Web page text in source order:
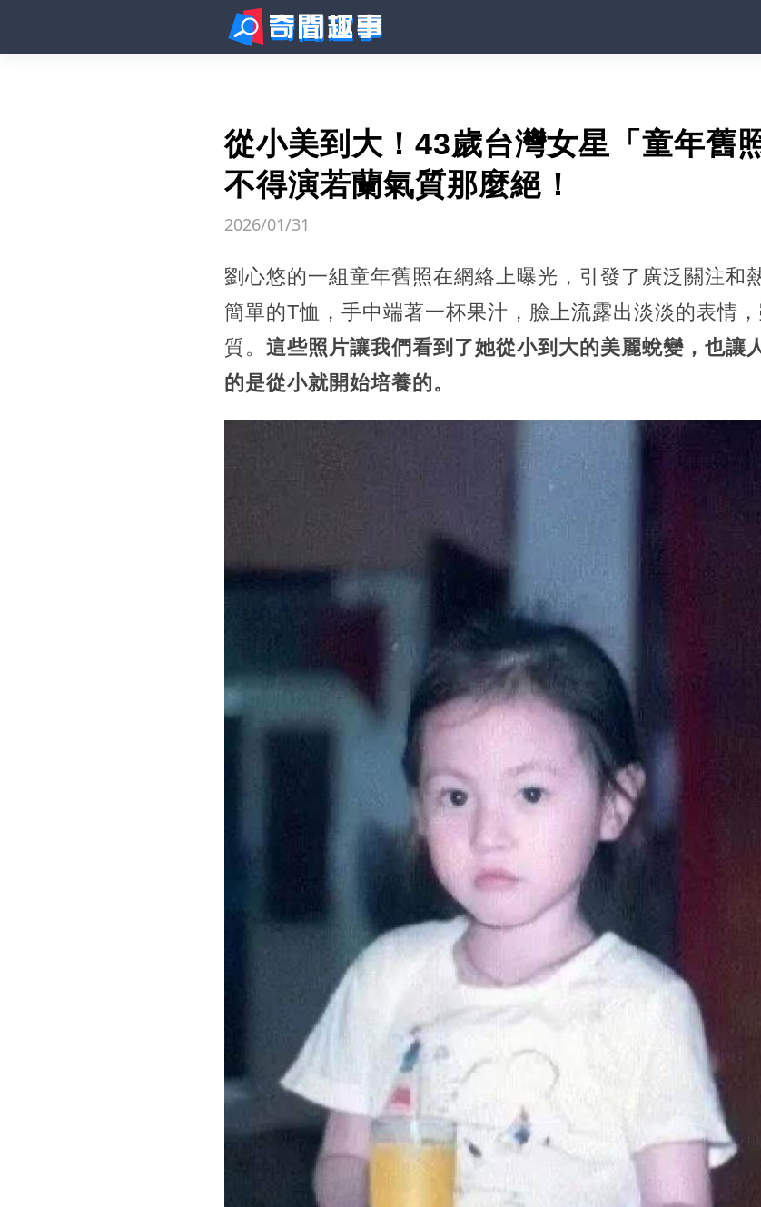
從小美到大！43歲台灣女星「童年舊
不得演若蘭氣質那麼絕！
2026/01/31
劉心悠的一組童年舊照在網絡上曝光，引發了廣泛關注和
簡單的T恤，手中端著一杯果汁，臉上流露出淡淡的表情
質。 這些照片讓我們看到了她從小到大的美麗蛻變，也讓
的是從小就開始培養的。